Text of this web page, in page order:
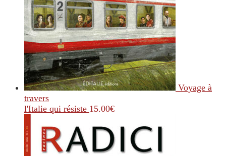
Voyage à
travers
l'Italie qui résiste 15.00€